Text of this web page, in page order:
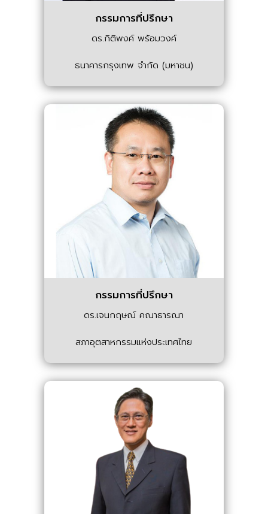
กรรมการที่ปรึกษา
ดร.กิติพงค์ พร้อมวงค์
ธนาคารกรุงเทพ จำกัด (มหาชน)
กรรมการที่ปรึกษา
ดร.เจนกฤษณ์ คณาธารณา
สภาอุตสาหกรรมแห่งประเทศไทย